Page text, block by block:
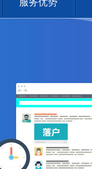
服务优势